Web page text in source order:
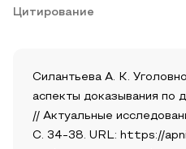
Цитирование
Силантьева А. К.
аспекты доказывания по
// Актуальные
С. 34-38. URL: https://